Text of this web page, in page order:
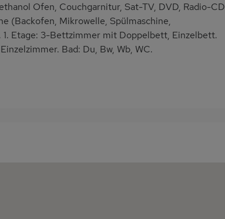
Ofen, Couchgarnitur, Sat-TV, DVD, Radio-CD
(Backofen, Mikrowelle, Spülmaschine,
1. Etage: 3-Bettzimmer mit Doppelbett, Einzelbett.
Bad: Du, Bw, Wb, WC.